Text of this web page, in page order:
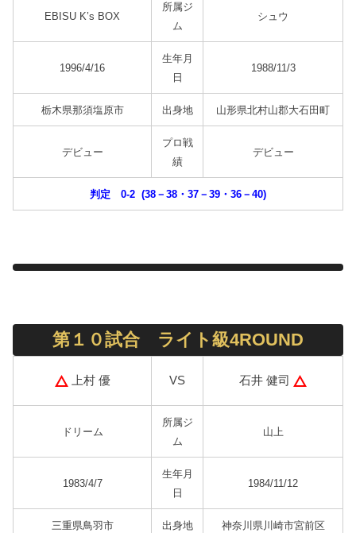
EBISU K’s BOX
所属ジ
ム
シュウ
1996/4/16
生年月
日
1988/11/3
栃木県那須塩原市 出身地 山形県北村山郡大石田町
デビュー
プロ戦
績
デビュー
判定 0-2 (38－38・37－39・36－40)
第１０試合 ライト級4ROUND
上村 優 VS 石井 健司
ドリーム
所属ジ
ム
山上
1983/4/7
生年月
日
1984/11/12
三重県鳥羽市 出身地 神奈川県川崎市宮前区